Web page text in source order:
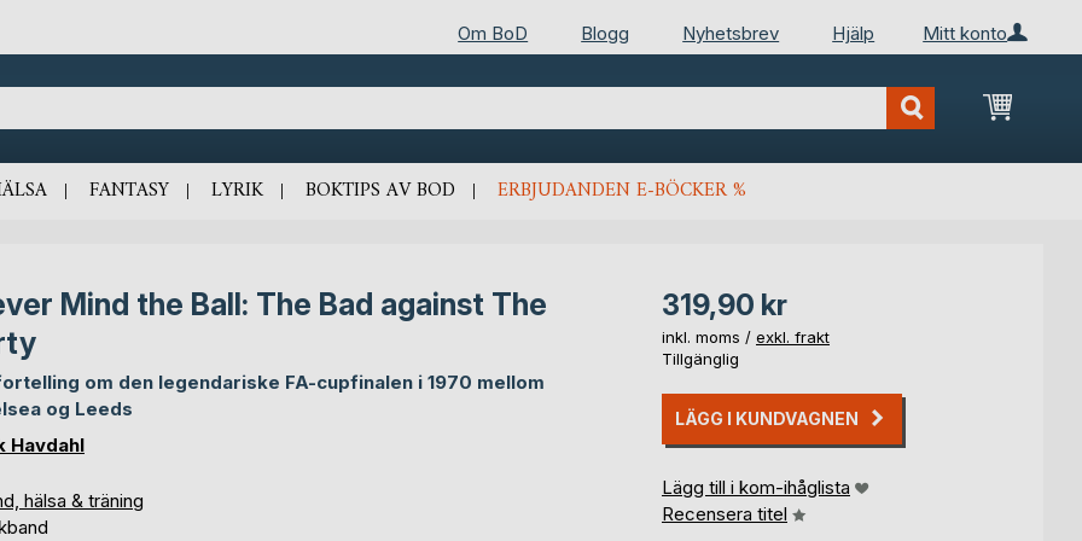
Mitt konto
Om BoD Blogg Nyhetsbrev Hjälp
Min
FANTASY LYRIK BOKTIPS AV BOD ERBJUDANDEN E-BÖCKER %
Mind the Ball: The Bad against The
om den legendariske FA-cupfinalen i 1970 mellom
og Leeds
Havdahl
hälsa & träning
319,90 kr
inkl. moms / exkl. frakt
Tillgänglig
LÄGG I KUNDVAGNEN
Lägg till i kom-ihåglista
Recensera titel